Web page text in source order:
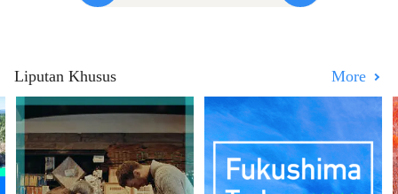
Liputan Khusus More